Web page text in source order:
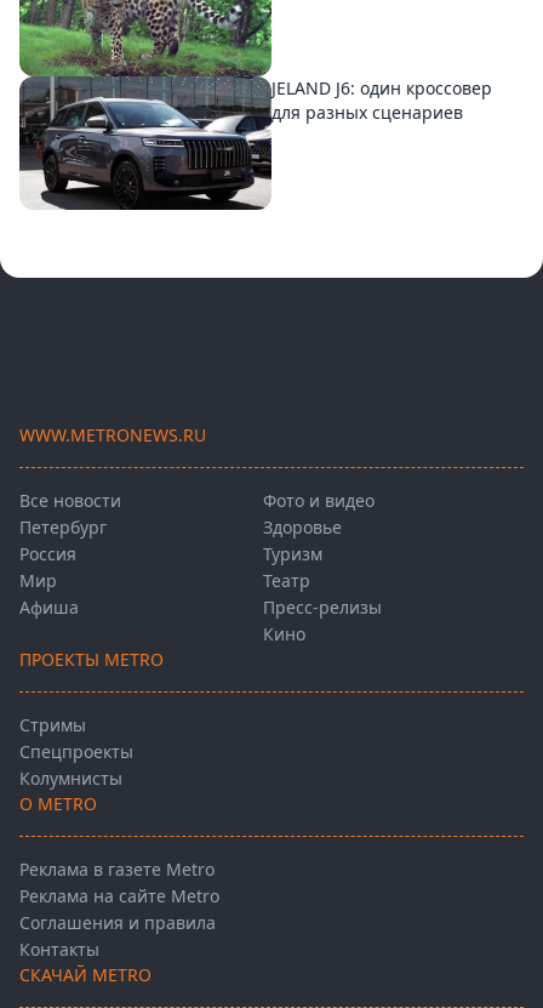
JELAND J6: один кроссовер
для разных сценариев
WWW.METRONEWS.RU
Все новости
Петербург
Россия
Мир
Афиша
Фото и видео
Здоровье
Туризм
Театр
Пресс-релизы
Кино
ПРОЕКТЫ METRO
Стримы
Спецпроекты
Колумнисты
О METRO
Реклама в газете Metro
Реклама на сайте Metro
Соглашения и правила
Контакты
СКАЧАЙ METRO